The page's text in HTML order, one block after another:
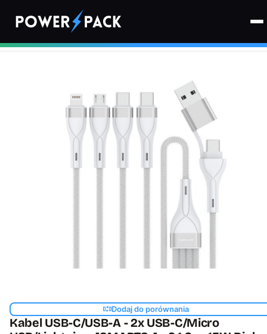
Strona główna›Kable›
Kabel USB-C/USB-A - 2x USB-C/Micro USB/Lightning 4SMARTS 4w2
Dodaj do porównania
Kabel USB-C/USB-A - 2x USB-C/Micro